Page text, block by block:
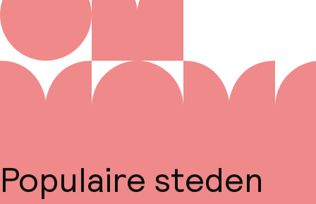
Populaire steden